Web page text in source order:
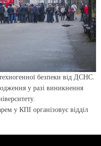
безпеки від ДСНС.
у разі виникнення
у КПІ організовує відділ